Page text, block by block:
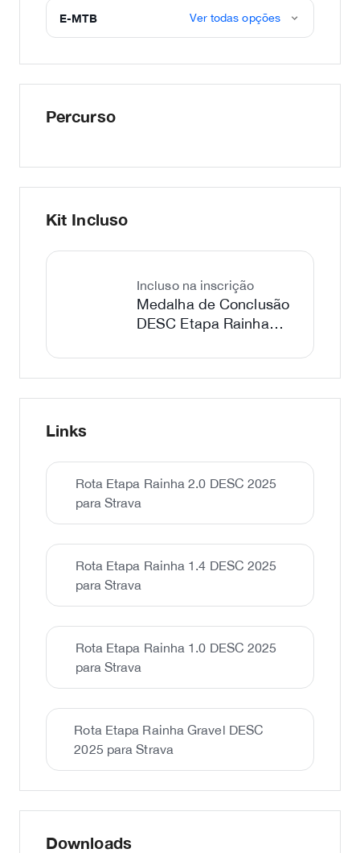
E-MTB Ver todas opções
Percurso
Kit Incluso
Incluso na inscrição
Medalha de Conclusão
DESC Etapa Rainha
Links
Rota Etapa Rainha 2.0 DESC 2025
para Strava
Rota Etapa Rainha 1.4 DESC 2025
para Strava
Rota Etapa Rainha 1.0 DESC 2025
para Strava
Rota Etapa Rainha Gravel DESC
2025 para Strava
Downloads